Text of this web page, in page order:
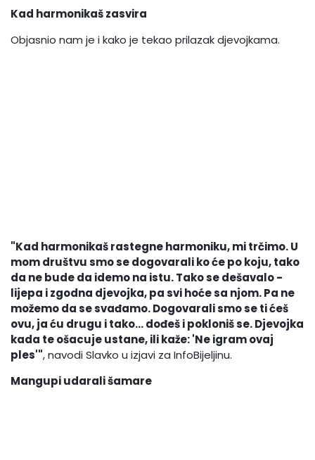
Kad harmonikaš zasvira
Objasnio nam je i kako je tekao prilazak djevojkama.
"Kad harmonikaš rastegne harmoniku, mi trčimo. U
mom društvu smo se dogovarali ko će po koju, tako
da ne bude da idemo na istu. Tako se dešavalo -
lijepa i zgodna djevojka, pa svi hoće sa njom. Pa ne
možemo da se svađamo. Dogovarali smo se ti ćeš
ovu, ja ću drugu i tako... dođeš i pokloniš se. Djevojka
kada te ošacuje ustane, ili kaže: 'Ne igram ovaj
ples'", navodi Slavko u izjavi za InfoBijeljinu.
Mangupi udarali šamare